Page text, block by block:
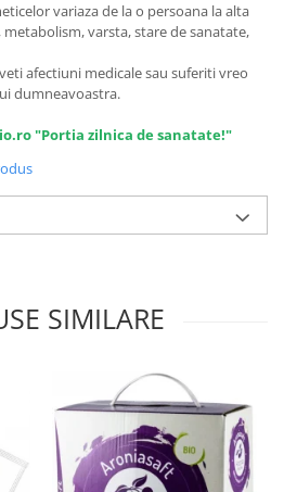
variaza de la o persoana la alta
varsta, stare de sanatate,
afectiuni medicale sau suferiti vreo
dumneavoastra.
"Portia zilnica de sanatate!"
SIMILARE